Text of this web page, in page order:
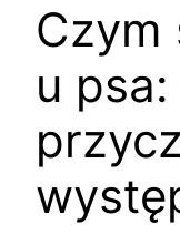
Czym
u